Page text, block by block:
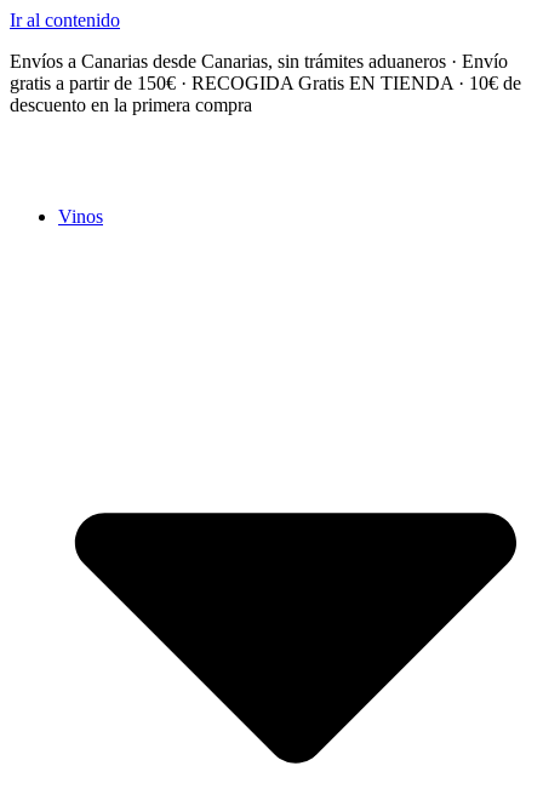
Ir al contenido
Envíos a Canarias desde Canarias, sin trámites aduaneros · Envío
gratis a partir de 150€ · RECOGIDA Gratis EN TIENDA · 10€ de
descuento en la primera compra
Vinos